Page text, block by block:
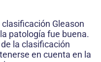
Gleason
patología fue buena.
la clasificación
en cuenta en la